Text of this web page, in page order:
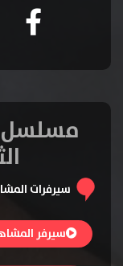
سيرفرات
سيرفر